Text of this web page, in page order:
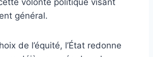
général.
de l’équité, l’État redonne